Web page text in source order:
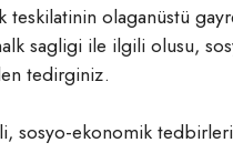
olaganüstü
sagligi ile ilgili olusu,
tedirginiz.
sosyo-ekonomik